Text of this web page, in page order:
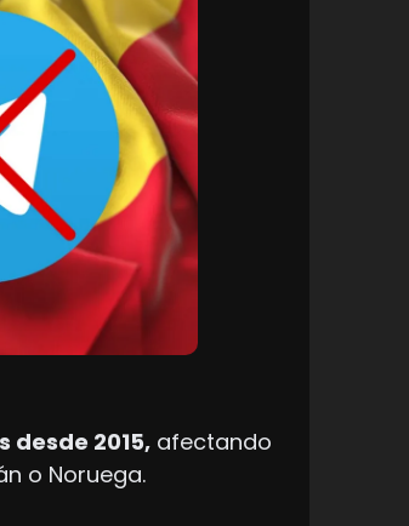
desde 2015, afectando
o Noruega.